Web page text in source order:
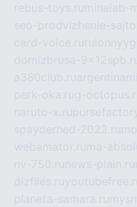
rebus-toys.ru minelab-
seo-prodvizhenie-
card-voice.ru
domizbrusa-
a380club.ru
perk-oka.rug-
naruto-x.ru
spayderhed-2022.ru
webamator.ru ma-
nv-750.ru news-plain.ru
dizfiles.ru
planeta-samara.ru